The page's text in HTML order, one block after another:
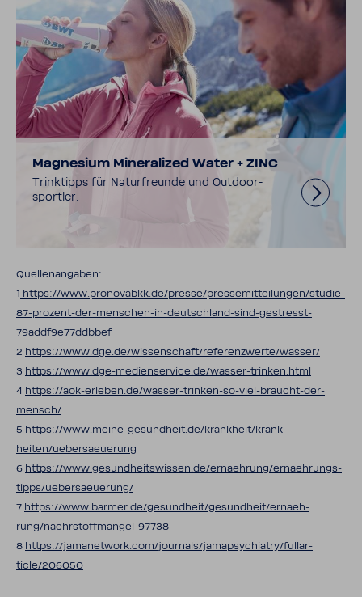
Magne­sium Mine­ra­lized Water + ZINC
Trink­tipps für Natur­freunde und Outdoor­
sportler.
Quel­len­an­gaben:
1 https://www.prono­vabkk.de/presse/pres­se­mit­tei­lungen/studie-​
87-prozent-der-menschen-in-deutschland-sind-gestresst-
79addf9e77ddbbef
2 https://www.dge.de/wissen­schaft/refe­renz­werte/wasser/
3 https://www.dge-​medienservice.de/wasser-​trinken.html
4 https://aok-​erleben.de/wasser-​trinken-so-viel-braucht-der-
mensch/
5 https://www.meine-​gesundheit.de/krank­heit/krank­
heiten/ueber­sae­ue­rung
6 https://www.gesund­heits­wissen.de/erna­eh­rung/erna­eh­rungs­
tipps/ueber­sae­ue­rung/
7 https://www.barmer.de/gesund­heit/gesund­heit/erna­eh­
rung/naehrstoffmangel-​97738
8 https://jamanet­work.com/jour­nals/jama­psych­iatry/full­ar­
ticle/206050